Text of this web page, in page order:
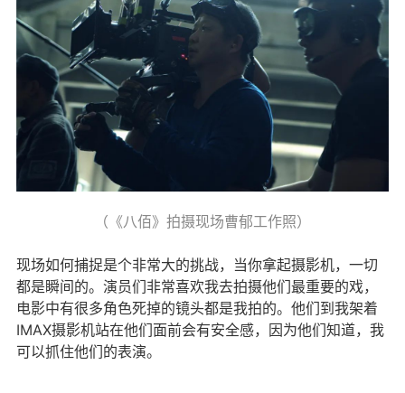
（《八佰》拍摄现场曹郁工作照）
现场如何捕捉是个非常大的挑战，当你拿起摄影机，一切
都是瞬间的。演员们非常喜欢我去拍摄他们最重要的戏，
电影中有很多角色死掉的镜头都是我拍的。他们到我架着
IMAX摄影机站在他们面前会有安全感，因为他们知道，我
可以抓住他们的表演。